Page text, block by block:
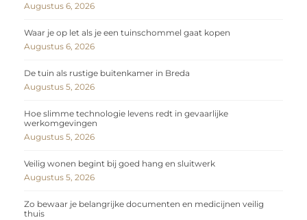
Augustus 6, 2026
Waar je op let als je een tuinschommel gaat kopen
Augustus 6, 2026
De tuin als rustige buitenkamer in Breda
Augustus 5, 2026
Hoe slimme technologie levens redt in gevaarlijke
werkomgevingen
Augustus 5, 2026
Veilig wonen begint bij goed hang en sluitwerk
Augustus 5, 2026
Zo bewaar je belangrijke documenten en medicijnen veilig
thuis